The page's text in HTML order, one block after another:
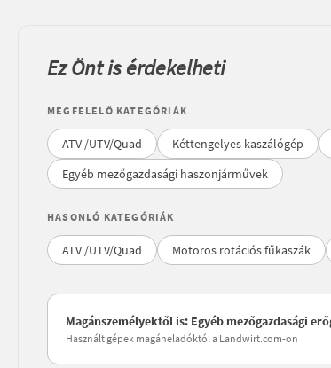
Ez Önt is érdekelheti
MEGFELELŐ KATEGÓRIÁK
ATV /UTV/Quad Kéttengelyes kaszálógép
Egyéb mezőgazdasági haszonjárművek
HASONLÓ KATEGÓRIÁK
ATV /UTV/Quad Motoros rotációs fűkaszák
Magánszemélyektől is: Egyéb mezőgazdasági
Használt gépek magáneladóktól a Landwirt.com-on